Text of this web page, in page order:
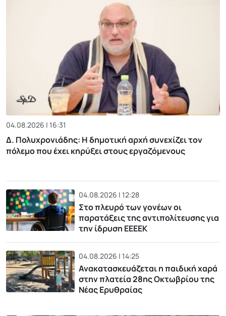
04.08.2026 | 16:31
Δ. Πολυχρονιάδης: Η δημοτική αρχή συνεχίζει τον
πόλεμο που έχει κηρύξει στους εργαζόμενους
04.08.2026 | 12:28
Στο πλευρό των γονέων οι
παρατάξεις της αντιπολίτευσης για
την ίδρυση ΕΕΕΕΚ
04.08.2026 | 14:25
Ανακατασκευάζεται η παιδική χαρά
στην πλατεία 28ης Οκτωβρίου της
Νέας Ερυθραίας